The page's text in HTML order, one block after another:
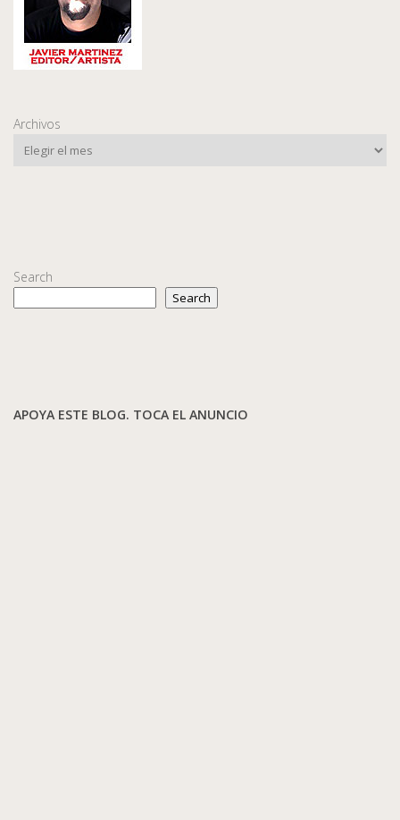
Archivos
Search
Search
APOYA ESTE BLOG. TOCA EL ANUNCIO